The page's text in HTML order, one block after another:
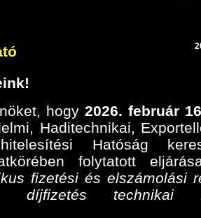
hogy 2026. február
Haditechnikai,
Hatóság
folytatott
fizetési és elszámolási
díjfizetés technikai